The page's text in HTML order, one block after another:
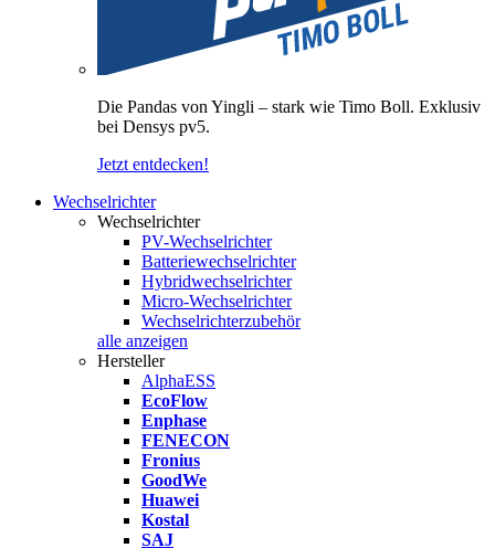
Die Pandas von Yingli – stark wie Timo Boll. Exklusiv
bei Densys pv5.
Jetzt entdecken!
Wechselrichter
Wechselrichter
PV-Wechselrichter
Batteriewechselrichter
Hybridwechselrichter
Micro-Wechselrichter
Wechselrichterzubehör
alle anzeigen
Hersteller
AlphaESS
EcoFlow
Enphase
FENECON
Fronius
GoodWe
Huawei
Kostal
SAJ